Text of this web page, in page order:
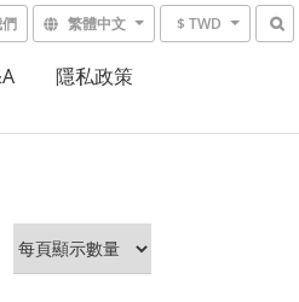
繁體中文 $ TWD
隱私政策